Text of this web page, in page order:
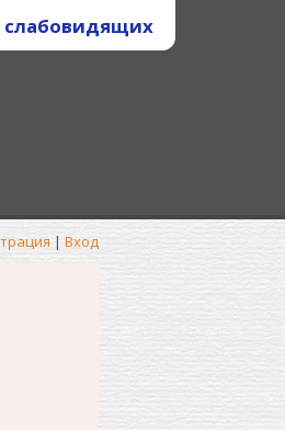
слабовидящих
| Вход